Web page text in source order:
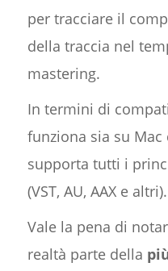
per tracciare il
della traccia nel
mastering.
In termini di
funziona sia su
supporta tutti i
(VST, AU, AAX e altri).
Vale la pena di
realtà parte della